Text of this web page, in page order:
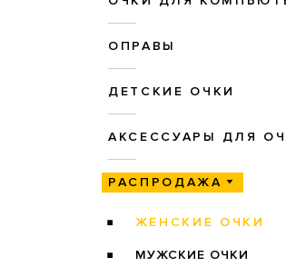
ОПРАВЫ
ДЕТСКИЕ ОЧКИ
АКСЕССУАРЫ ДЛЯ
РАСПРОДАЖА
ЖЕНСКИЕ ОЧКИ
МУЖСКИЕ ОЧКИ